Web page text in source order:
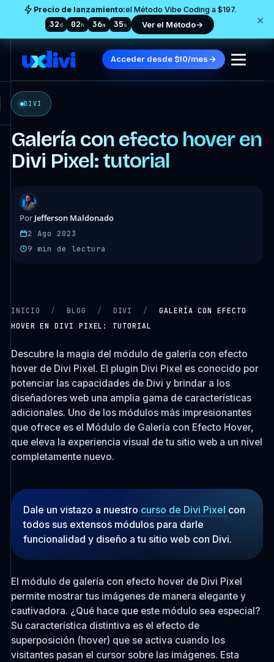
Precio de lanzamiento:el Método Vibe Coding a $197.
32d 02h 36m 33s Ver el Método→ ×
Acceder desde $10/mes
DIVI
Galería con efecto hover en
Divi Pixel: tutorial
Por Jefferson Maldonado
2 Ago 2023
9 min de lectura
CARGANDO VIDEO…
INICIO / BLOG / DIVI /
GALERÍA CON EFECTO
HOVER EN DIVI PIXEL: TUTORIAL
Descubre la magia del módulo de galería con efecto
hover de Divi Pixel. El plugin Divi Pixel es conocido por
potenciar las capacidades de Divi y brindar a los
diseñadores web una amplia gama de características
adicionales. Uno de los módulos más impresionantes
que ofrece es el Módulo de Galería con Efecto Hover,
que eleva la experiencia visual de tu sitio web a un nivel
completamente nuevo.
Dale un vistazo a nuestro curso de Divi Pixel con
todos sus extensos módulos para darle
funcionalidad y diseño a tu sitio web con Divi.
El módulo de galería con efecto hover de Divi Pixel
permite mostrar tus imágenes de manera elegante y
cautivadora. ¿Qué hace que este módulo sea especial?
Su característica distintiva es el efecto de
superposición (hover) que se activa cuando los
visitantes pasan el cursor sobre las imágenes. Esta